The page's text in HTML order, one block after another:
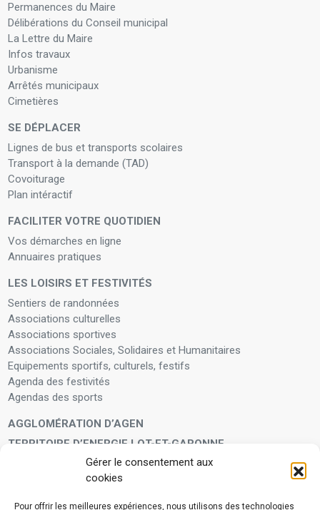
Gérer le consentement aux
cookies
Pour offrir les meilleures expériences, nous utilisons des technologies
Permanences du Maire
Délibérations du Conseil municipal
La Lettre du Maire
Infos travaux
Urbanisme
Arrêtés municipaux
Cimetières
SE DÉPLACER
Lignes de bus et transports scolaires
Transport à la demande (TAD)
Covoiturage
Plan intéractif
FACILITER VOTRE QUOTIDIEN
Vos démarches en ligne
Annuaires pratiques
LES LOISIRS ET FESTIVITÉS
Sentiers de randonnées
Associations culturelles
Associations sportives
Associations Sociales, Solidaires et Humanitaires
Equipements sportifs, culturels, festifs
Agenda des festivités
Agendas des sports
AGGLOMÉRATION D’AGEN
TERRITOIRE D’ENERGIE LOT-ET-GARONNE
Enfants et adolescents